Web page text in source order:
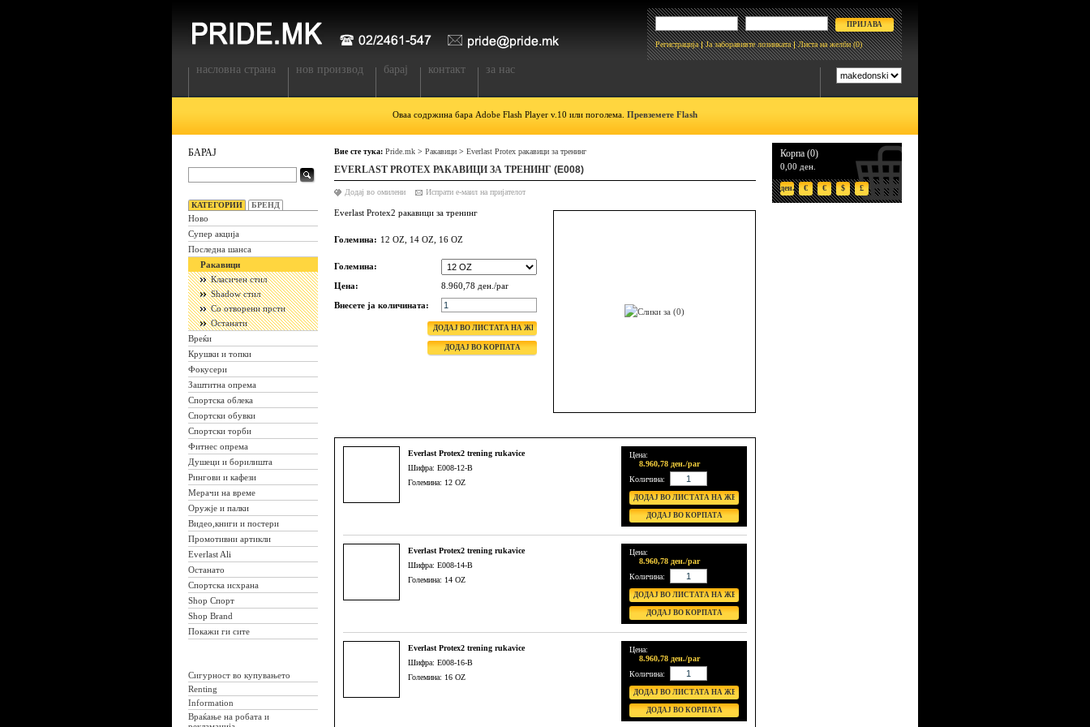
Регистрација Ја заборавивте лозинката Листа на желби (0)
насловна страна нов производ барај контакт за нас
Оваа содржина бара Adobe Flash Player v.10 или поголема. Превземете Flash
БАРАЈ
КАТЕГОРИИ БРЕНД
Ново
Супер акција
Последна шанса
Ракавици
Класичен стил
Shadow стил
Со отворени прсти
Останати
Вреќи
Крушки и топки
Фокусери
Заштитна опрема
Спортска облека
Спортски обувки
Спортски торби
Фитнес опрема
Душеци и борилишта
Рингови и кафези
Мерачи на време
Оружје и палки
Видео,книги и постери
Промотивни артикли
Everlast Ali
Останато
Спортска исхрана
Shop Спорт
Shop Brand
Покажи ги сите
Сигурност во купувањето
Renting
Information
Враќање на робата и
Вие сте тука: Pride.mk > Ракавици > Everlast Protex ракавици за тренинг
EVERLAST PROTEX РАКАВИЦИ ЗА ТРЕНИНГ (E008)
Додај во омилени
Everlast Protex2 ракавици за тренинг
Големина: 12 OZ, 14 OZ, 16 OZ
Големина:
Цена:
8.960,78 ден./par
Внесете ја количината:
Everlast Protex2 trening rukavice
Шифра: E008-12-B
Големина: 12 OZ
Цена:
8.960,78 ден./par
Количина:
Everlast Protex2 trening rukavice
Шифра: E008-14-B
Големина: 14 OZ
Цена:
8.960,78 ден./par
Количина:
Everlast Protex2 trening rukavice
Шифра: E008-16-B
Големина: 16 OZ
Цена:
8.960,78 ден./par
Количина:
Корпа (0)
0,00 ден.
ден. € € $ £